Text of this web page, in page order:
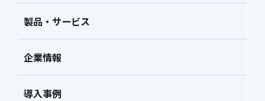
製品・サービス
企業情報
導入事例